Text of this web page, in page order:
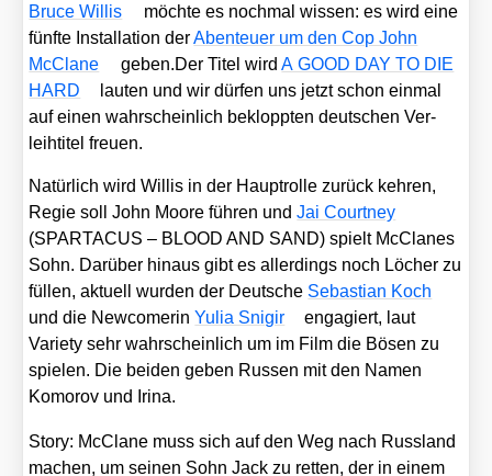
Bruce Wil­lis
möch­te es noch­mal wis­sen: es wird eine
fünf­te Instal­la­ti­on derAben­teu­er um den Cop John
McCla­ne
geben.Der Titel wirdA GOOD DAY TO DIE
HARD
lau­ten und wir dür­fen uns jetzt schon ein­mal
auf einen wahr­schein­lich beklopp­ten deut­schen Ver­
leih­ti­tel freu­en.
Natür­lich wird Wil­lis in der Haupt­rol­le zurück keh­ren,
Regie soll John Moo­re füh­ren undJai Court­ney
(SPARTACUS – BLOOD AND SAND) spielt McCla­nes
Sohn. Dar­über hin­aus gibt es aller­dings noch Löcher zu
fül­len, aktu­ell wur­den der Deut­sche Sebas­ti­an Koch
und die New­co­me­rinYulia Sni­gir
enga­giert, laut
Varie­ty sehr wahr­schein­lich um im Film die Bösen zu
spie­len. Die bei­den geben Rus­sen mit den Namen
Komo­rov und Iri­na.
Sto­ry: McCla­ne muss sich auf den Weg nach Russ­land
machen, um sei­nen Sohn Jack zu ret­ten, der in einem